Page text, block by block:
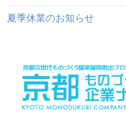
夏季休業のお知らせ